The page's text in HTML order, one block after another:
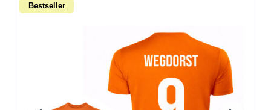
Bestseller